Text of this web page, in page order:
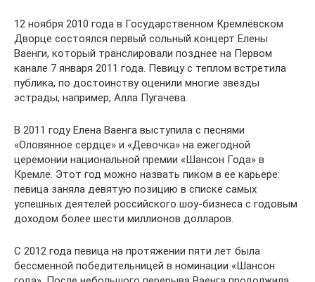
12 ноября 2010 года в Государственном Кремлёвском
Дворце состоялся первый сольный концерт Елены
Ваенги, который транслировали позднее на Первом
канале 7 января 2011 года. Певицу с теплом встретила
публика, по достоинству оценили многие звезды
эстрады, например, Алла Пугачева.
В 2011 году Елена Ваенга выступила с песнями
«Оловянное сердце» и «Девочка» на ежегодной
церемонии национальной премии «Шансон Года» в
Кремле. Этот год можно назвать пиком в ее карьере:
певица заняла девятую позицию в списке самых
успешных деятелей российского шоу-бизнеса с годовым
доходом более шести миллионов долларов.
С 2012 года певица на протяжении пяти лет была
бессменной победительницей в номинации «Шансон